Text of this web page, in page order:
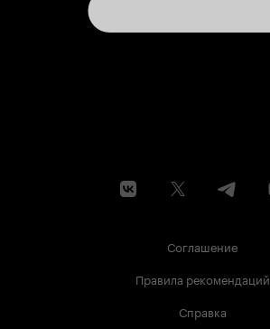
Соглашение
Правила рекомендаций
Справка